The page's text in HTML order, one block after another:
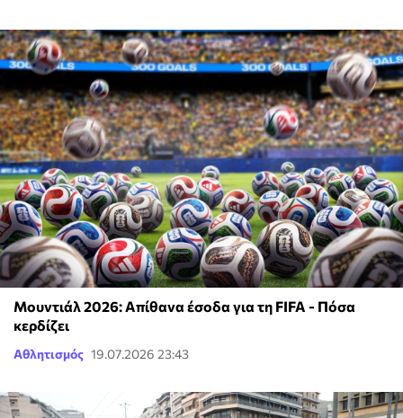
Μουντιάλ 2026: Απίθανα έσοδα για τη FIFA - Πόσα
κερδίζει
Αθλητισμός 19.07.2026 23:43